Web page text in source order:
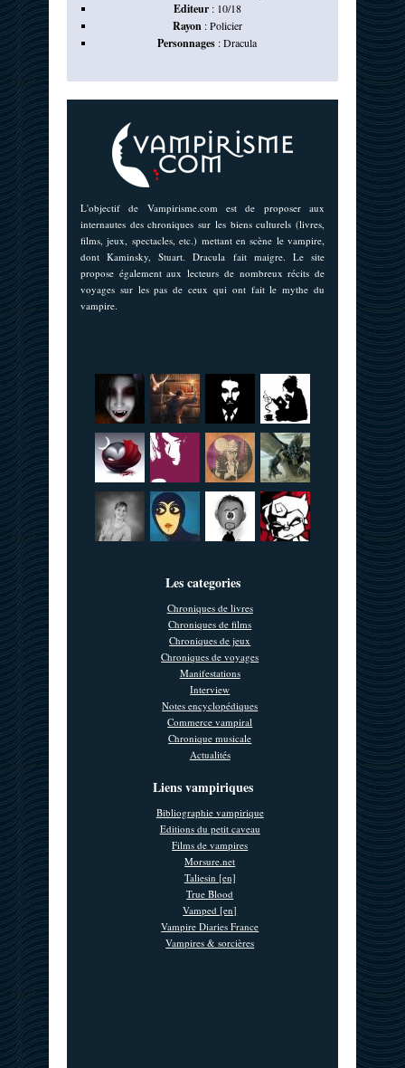
Editeur: 10/18
Rayon :Policier
Personnages :Dracula
L'objectif de Vampirisme.com est de proposer aux
internautes des chroniques sur les biens culturels (livres,
films, jeux, spectacles, etc.) mettant en scène le vampire,
dont Kaminsky, Stuart. Dracula fait maigre. Le site
propose également aux lecteurs de nombreux récits de
voyages sur les pas de ceux qui ont fait le mythe du
vampire.
Les categories
Chroniques de livres
Chroniques de films
Chroniques de jeux
Chroniques de voyages
Manifestations
Interview
Notes encyclopédiques
Commerce vampiral
Chronique musicale
Actualités
Liens vampiriques
Bibliographie vampirique
Editions du petit caveau
Films de vampires
Morsure.net
Taliesin [en]
True Blood
Vamped [en]
Vampire Diaries France
Vampires & sorcières